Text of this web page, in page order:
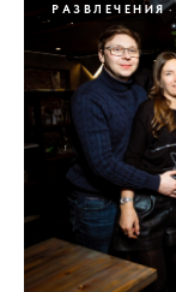
РАЗВЛЕЧЕНИЯ